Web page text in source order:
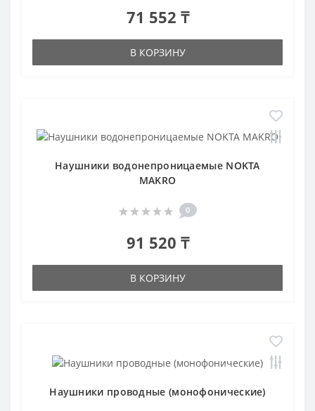
71 552 ₸
В КОРЗИНУ
Наушники водонепроницаемые NOKTA
MAKRO
0
91 520 ₸
В КОРЗИНУ
Наушники проводные (монофонические)